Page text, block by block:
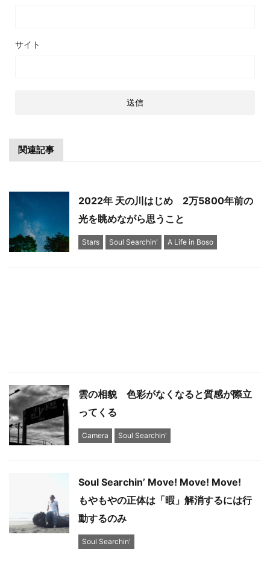
サイト
関連記事
2022年 天の川はじめ 2万5800年前の
光を眺めながら思うこと
Stars Soul Searchin' A Life in Boso
雲の相貌 色彩がなくなると質感が際立
ってくる
Camera Soul Searchin'
Soul Searchin’ Move! Move! Move!
もやもやの正体は「暇」解消するには行
動するのみ
Soul Searchin'